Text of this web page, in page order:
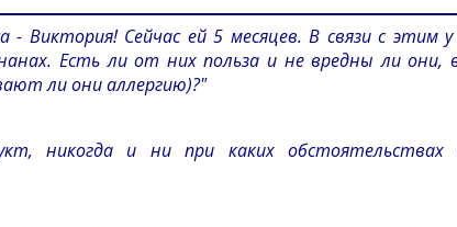
- Виктория! Сейчас ей 5 месяцев. В связи с этим
Есть ли от них польза и не вредны ли
ли они аллергию)?"
никогда и ни при каких